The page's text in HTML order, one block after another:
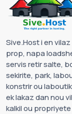
Sive.Host i en
prop, napa
servis retir salte,
sekirite, park,
konstrir ou
ek lakaz dan nou
kalkil ou